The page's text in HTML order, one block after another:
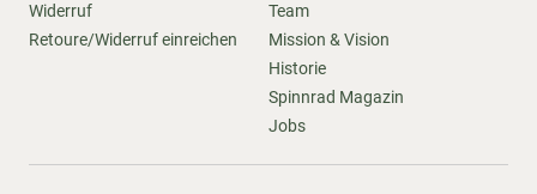
Widerruf
Retoure/Widerruf einreichen
Team
Mission & Vision
Historie
Spinnrad Magazin
Jobs